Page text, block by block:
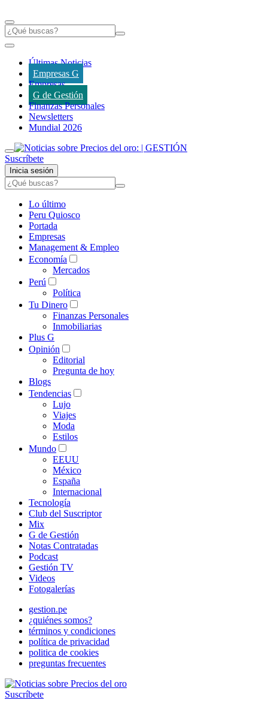
Últimas Noticias
Empresas G
Empresas
G de Gestión
Finanzas Personales
Newsletters
Mundial 2026
Suscríbete
Inicia sesión
Lo último
Peru Quiosco
Portada
Empresas
Management & Empleo
Economía
Mercados
Perú
Política
Tu Dinero
Finanzas Personales
Inmobiliarias
Plus G
Opinión
Editorial
Pregunta de hoy
Blogs
Tendencias
Lujo
Viajes
Moda
Estilos
Mundo
EEUU
México
España
Internacional
Tecnología
Club del Suscriptor
Mix
G de Gestión
Notas Contratadas
Podcast
Gestión TV
Videos
Fotogalerías
gestion.pe
¿quiénes somos?
términos y condiciones
política de privacidad
politica de cookies
preguntas frecuentes
Suscríbete